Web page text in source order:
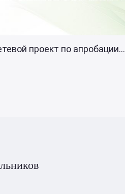
проект по апробации...